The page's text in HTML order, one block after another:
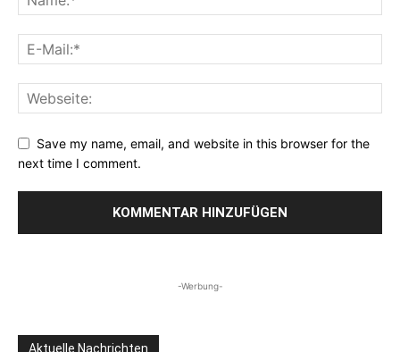
Save my name, email, and website in this browser for the
next time I comment.
-Werbung-
Aktuelle Nachrichten